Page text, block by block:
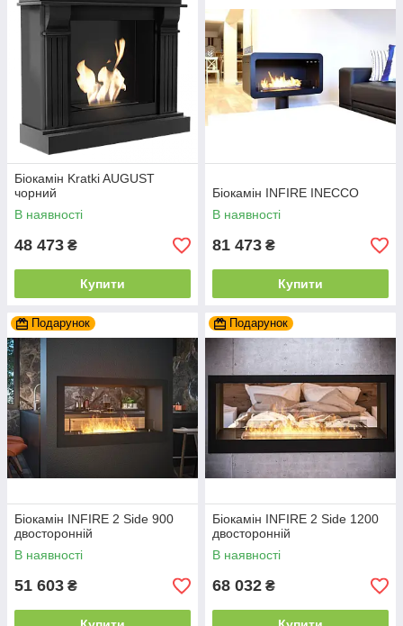
Біокамін Kratki AUGUST
чорний
В наявності
48 473 ₴
Купити
Біокамін INFIRE INECCO
В наявності
81 473 ₴
Купити
Подарунок
Біокамін INFIRE 2 Side 900
двосторонній
В наявності
51 603 ₴
Подарунок
Біокамін INFIRE 2 Side 1200
двосторонній
В наявності
68 032 ₴